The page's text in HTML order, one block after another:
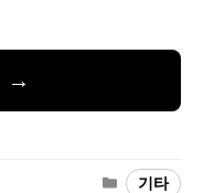
Categories
기타